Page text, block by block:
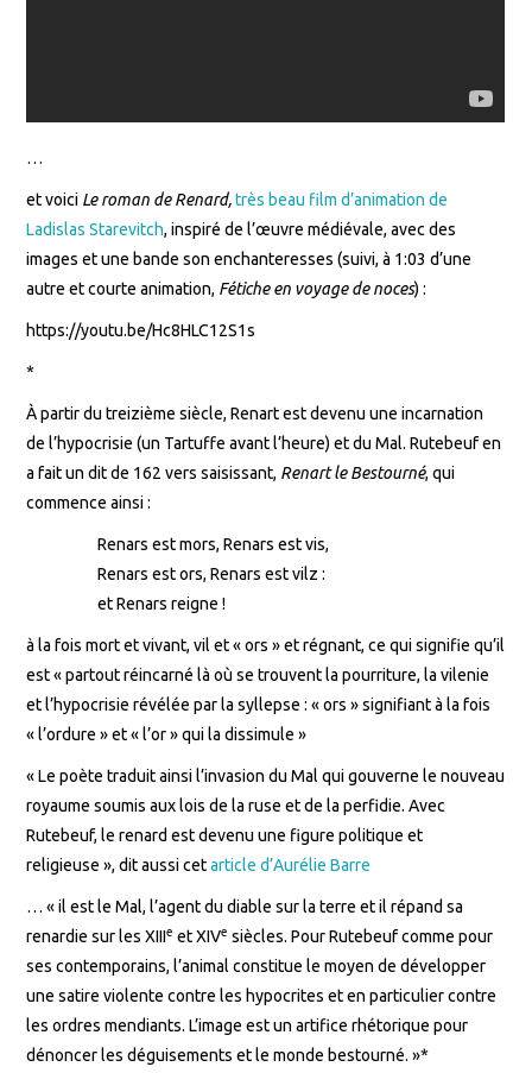
…
et voici Le roman de Renard, très beau film d’animation de
Ladislas Starevitch, inspiré de l’œuvre médiévale, avec des
images et une bande son enchanteresses (suivi, à 1:03 d’une
autre et courte animation, Fétiche en voyage de noces) :
https://youtu.be/Hc8HLC12S1s
*
À partir du treizième siècle, Renart est devenu une incarnation
de l’hypocrisie (un Tartuffe avant l’heure) et du Mal. Rutebeuf en
a fait un dit de 162 vers saisissant, Renart le Bestourné, qui
commence ainsi :
Renars est mors, Renars est vis,
Renars est ors, Renars est vilz :
et Renars reigne !
à la fois mort et vivant, vil et « ors » et régnant, ce qui signifie qu’il
est « partout réincarné là où se trouvent la pourriture, la vilenie
et l’hypocrisie révélée par la syllepse : « ors » signifiant à la fois
« l’ordure » et « l’or » qui la dissimule »
« Le poète traduit ainsi l’invasion du Mal qui gouverne le nouveau
royaume soumis aux lois de la ruse et de la perfidie. Avec
Rutebeuf, le renard est devenu une figure politique et
religieuse », dit aussi cetarticle d’Aurélie Barre
… « il est le Mal, l’agent du diable sur la terre et il répand sa
renardie sur les XIIIe et XIVe siècles. Pour Rutebeuf comme pour
ses contemporains, l’animal constitue le moyen de développer
une satire violente contre les hypocrites et en particulier contre
les ordres mendiants. L’image est un artifice rhétorique pour
dénoncer les déguisements et le monde bestourné. »*